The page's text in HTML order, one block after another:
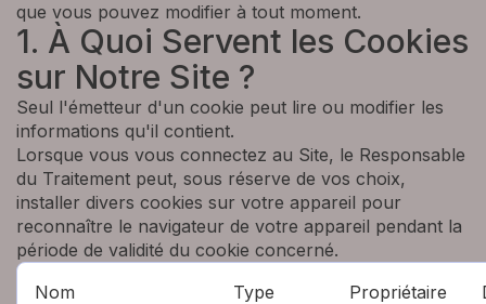
que vous pouvez modifier à tout moment.
1. À Quoi Servent les Cookies
sur Notre Site ?
Seul l'émetteur d'un cookie peut lire ou modifier les
informations qu'il contient.
Lorsque vous vous connectez au Site, le Responsable
du Traitement peut, sous réserve de vos choix,
installer divers cookies sur votre appareil pour
reconnaître le navigateur de votre appareil pendant la
période de validité du cookie concerné.
Nom
Type Propriétaire